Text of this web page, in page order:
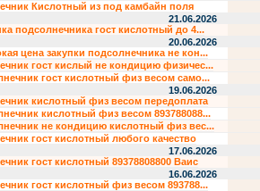
Кислотный из под камбайн поля
21.06.2026
подсолнечника гост кислотный до 4...
20.06.2026
цена закупки подсолнечника не кон...
гост кислый не кондицию физичес...
гост кислотный физ весом само...
19.06.2026
кислотный физ весом передоплата
кислотный физ весом 893788088...
не кондицию кислотный физ вес...
гост кислотный любого качество
17.06.2026
гост кислотный 89378808800 Ваис
16.06.2026
гост кислотный физ весом 893788...